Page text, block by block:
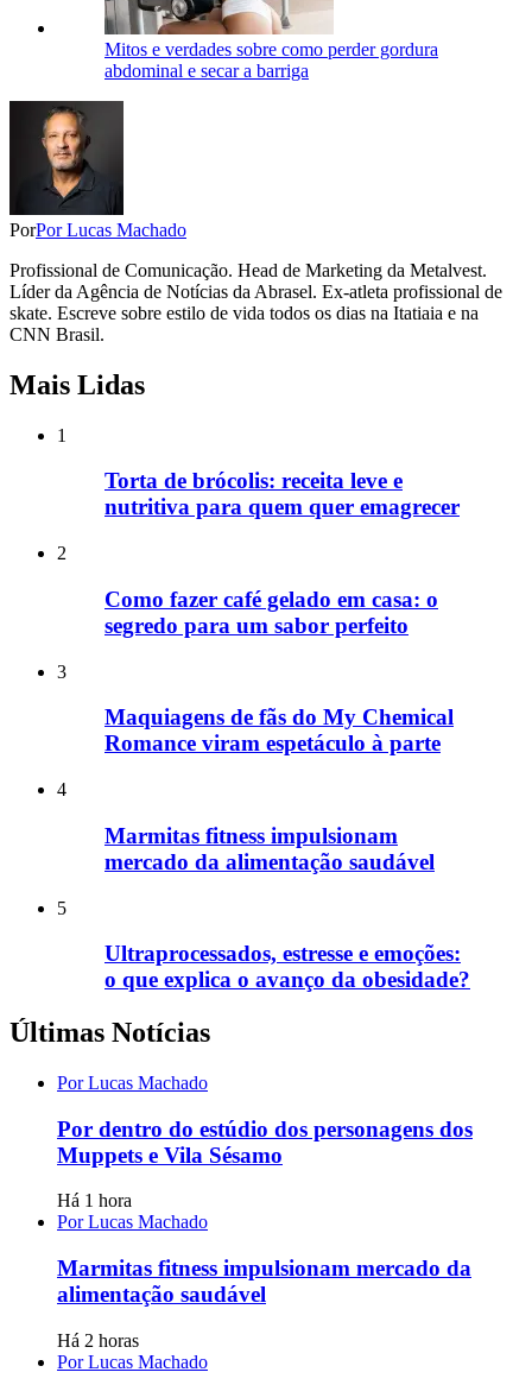
Mitos e verdades sobre como perder gordura
abdominal e secar a barriga
PorPor Lucas Machado
Profissional de Comunicação. Head de Marketing da Metalvest.
Líder da Agência de Notícias da Abrasel. Ex-atleta profissional de
skate. Escreve sobre estilo de vida todos os dias na Itatiaia e na
CNN Brasil.
Mais Lidas
1
Torta de brócolis: receita leve e
nutritiva para quem quer emagrecer
2
Como fazer café gelado em casa: o
segredo para um sabor perfeito
3
Maquiagens de fãs do My Chemical
Romance viram espetáculo à parte
4
Marmitas fitness impulsionam
mercado da alimentação saudável
5
Ultraprocessados, estresse e emoções:
o que explica o avanço da obesidade?
Últimas Notícias
Por Lucas Machado
Por dentro do estúdio dos personagens dos
Muppets e Vila Sésamo
Há 1 hora
Por Lucas Machado
Marmitas fitness impulsionam mercado da
alimentação saudável
Há 2 horas
Por Lucas Machado